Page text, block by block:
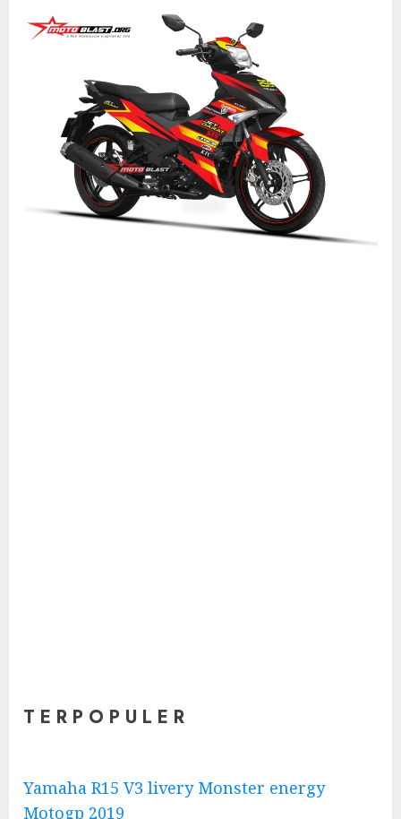
T E R P O P U L E R
Yamaha R15 V3 livery Monster energy
Motogp 2019